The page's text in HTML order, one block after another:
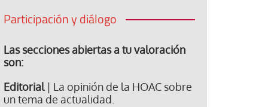
Participación y diálogo
Las secciones abiertas a tu valoración
son:
Editorial| La opinión de la HOAC sobre
un tema de actualidad.